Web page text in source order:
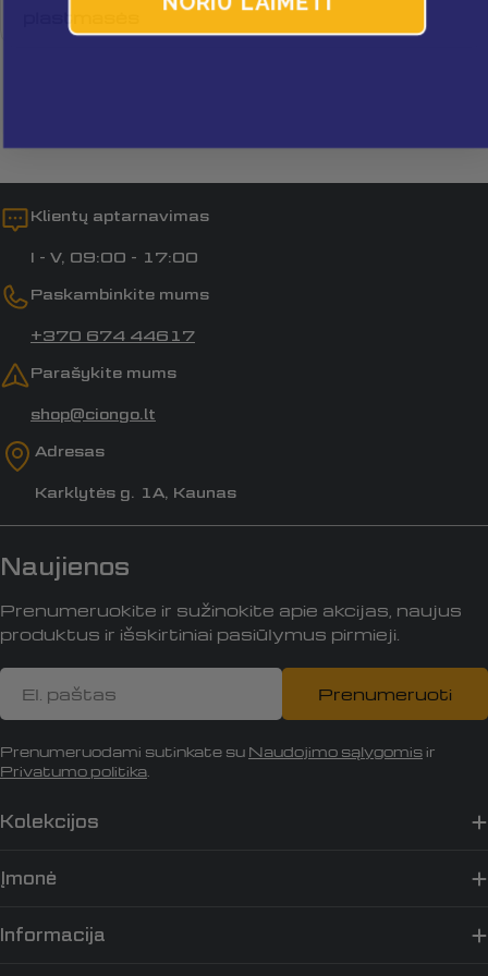
Laukai, pažymėti *, yra privalomi.
Klientų aptarnavimas
I - V, 09:00 - 17:00
Paskambinkite mums
+370 674 44617
Parašykite mums
shop@ciongo.lt
Adresas
Karklytės g. 1A, Kaunas
Kolekcijos
Įmonė
Informacija
Naujienos
Prenumeruokite ir sužinokite apie akcijas, naujus
produktus ir išskirtiniai pasiūlymus pirmieji.
El.
paštas
Prenumeruoti
Prenumeruodami sutinkate su Naudojimo sąlygomis ir
Privatumo politika